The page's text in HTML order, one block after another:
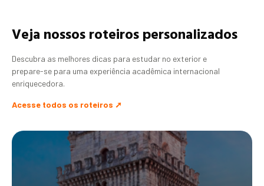
Veja nossos roteiros personalizados
Descubra as melhores dicas para estudar no exterior e
prepare-se para uma experiência acadêmica internacional
enriquecedora.
Acesse todos os roteiros ➚